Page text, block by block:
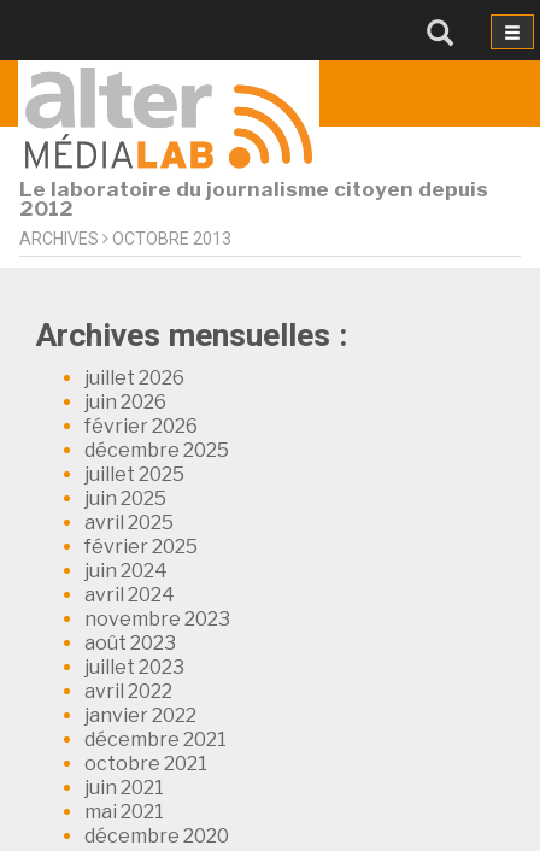
Le laboratoire du journalisme citoyen depuis
2012
ARCHIVES OCTOBRE 2013
Archives mensuelles :
juillet 2026
juin 2026
février 2026
décembre 2025
juillet 2025
juin 2025
avril 2025
février 2025
juin 2024
avril 2024
novembre 2023
août 2023
juillet 2023
avril 2022
janvier 2022
décembre 2021
octobre 2021
juin 2021
mai 2021
décembre 2020